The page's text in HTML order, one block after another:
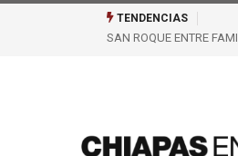
TENDENCIAS
¿QUIÉN CONTROLA LOS ESPACIOS, EL